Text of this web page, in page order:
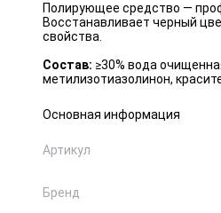
Полирующее средство —
Восстанавливает черный
свойства.
Состав: ≥30% вода
метилизотиазолинон,
Основная информация
Артикул
Бренд